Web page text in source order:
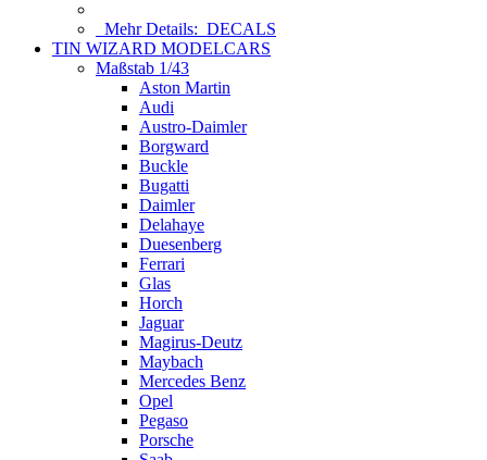
Mehr Details: DECALS
TIN WIZARD MODELCARS
Maßstab 1/43
Aston Martin
Audi
Austro-Daimler
Borgward
Buckle
Bugatti
Daimler
Delahaye
Duesenberg
Ferrari
Glas
Horch
Jaguar
Magirus-Deutz
Maybach
Mercedes Benz
Opel
Pegaso
Porsche